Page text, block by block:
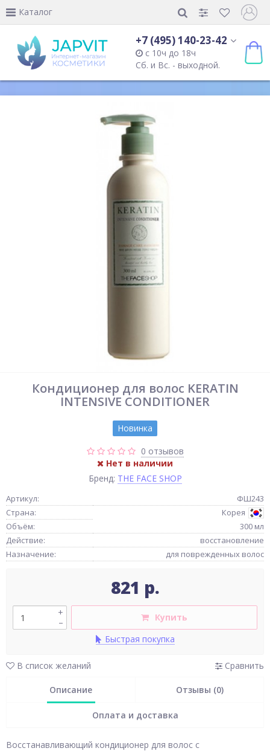
Каталог
+7 (495) 140-23-42
с 10ч до 18ч
Сб. и Вс. - выходной.
Кондиционер для волос KERATIN
INTENSIVE CONDITIONER
Новинка
0 отзывов
Нет в наличии
Бренд: THE FACE SHOP
Артикул:
ФШ243
Страна:
Корея
Объём:
300 мл
Действие:
восстановление
Назначение:
для поврежденных волос
821 р.
–
+
Купить
Быстрая покупка
В список желаний Сравнить
Описание Отзывы (0)
Оплата и доставка
Восстанавливающий кондиционер для волос с